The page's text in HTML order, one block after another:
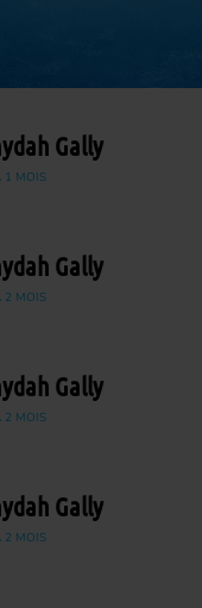
Gally
1 MOIS
Gally
2 MOIS
Gally
2 MOIS
Gally
2 MOIS